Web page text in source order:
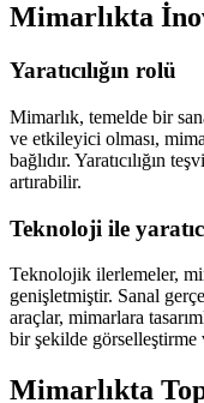
Mimarlıkta
Yaratıcılığın rolü
Mimarlık, temelde bir
ve etkileyici olması,
bağlıdır. Yaratıcılığın
artırabilir.
Teknoloji ile
Teknolojik ilerlemeler,
genişletmiştir. Sanal
araçlar, mimarlara
bir şekilde görselleştirme
Mimarlıkta